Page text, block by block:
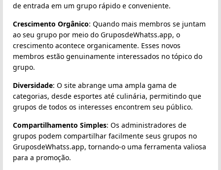
de entrada em um grupo rápido e conveniente.
Crescimento Orgânico: Quando mais membros se juntam
ao seu grupo por meio do GruposdeWhatss.app, o
crescimento acontece organicamente. Esses novos
membros estão genuinamente interessados no tópico do
grupo.
Diversidade: O site abrange uma ampla gama de
categorias, desde esportes até culinária, permitindo que
grupos de todos os interesses encontrem seu público.
Compartilhamento Simples: Os administradores de
grupos podem compartilhar facilmente seus grupos no
GruposdeWhatss.app, tornando-o uma ferramenta valiosa
para a promoção.